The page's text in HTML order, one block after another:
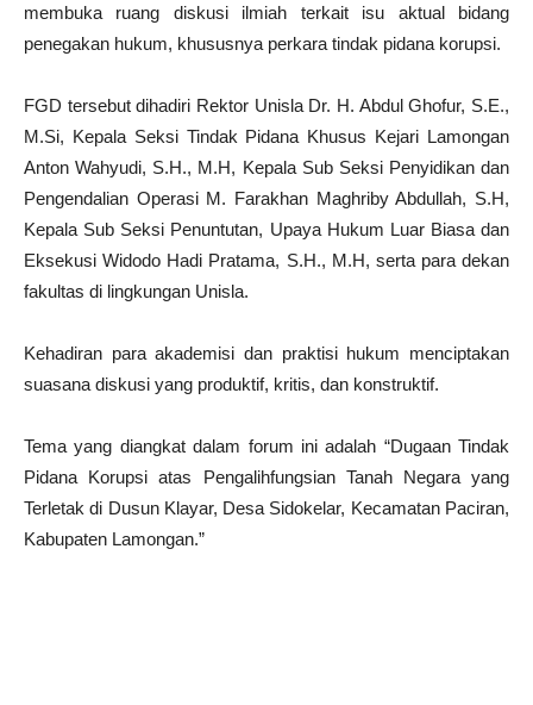
membuka ruang diskusi ilmiah terkait isu aktual bidang
penegakan hukum, khususnya perkara tindak pidana korupsi.
FGD tersebut dihadiri Rektor Unisla Dr. H. Abdul Ghofur, S.E.,
M.Si, Kepala Seksi Tindak Pidana Khusus Kejari Lamongan
Anton Wahyudi, S.H., M.H, Kepala Sub Seksi Penyidikan dan
Pengendalian Operasi M. Farakhan Maghriby Abdullah, S.H,
Kepala Sub Seksi Penuntutan, Upaya Hukum Luar Biasa dan
Eksekusi Widodo Hadi Pratama, S.H., M.H, serta para dekan
fakultas di lingkungan Unisla.
Kehadiran para akademisi dan praktisi hukum menciptakan
suasana diskusi yang produktif, kritis, dan konstruktif.
Tema yang diangkat dalam forum ini adalah “Dugaan Tindak
Pidana Korupsi atas Pengalihfungsian Tanah Negara yang
Terletak di Dusun Klayar, Desa Sidokelar, Kecamatan Paciran,
Kabupaten Lamongan.”